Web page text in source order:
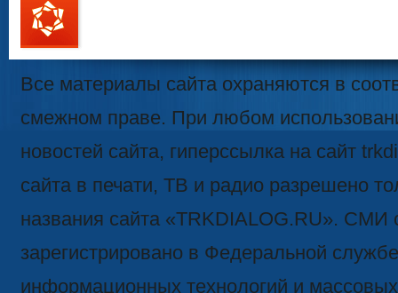
111
Все материалы сайта охраняются в
смежном праве. При любом
новостей сайта, гиперссылка на сайт
сайта в печати, ТВ и радио разрешено
названия сайта «TRKDIALOG.RU». СМИ
зарегистрировано в Федеральной
информационных технологий и